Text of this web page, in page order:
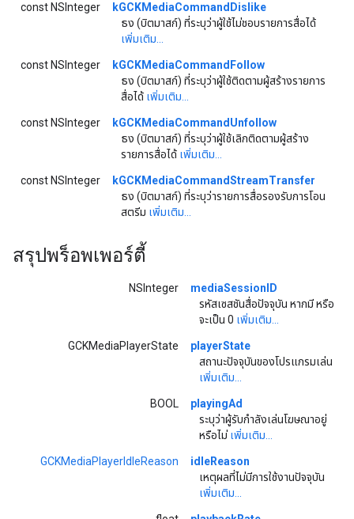
const NSInteger
kGCKMediaCommandDislike
ธง (บิตมาสก์) ที่ระบุว่าผู้ใช้ไม่ชอบรายการสื่อได้
เพิ่มเติม...
const NSInteger
kGCKMediaCommandFollow
ธง (บิตมาสก์) ที่ระบุว่าผู้ใช้ติดตามผู้สร้างรายการ
สื่อได้ เพิ่มเติม...
const NSInteger
kGCKMediaCommandUnfollow
ธง (บิตมาสก์) ที่ระบุว่าผู้ใช้เลิกติดตามผู้สร้าง
รายการสื่อได้ เพิ่มเติม...
const NSInteger
kGCKMediaCommandStreamTransfer
ธง (บิตมาสก์) ที่ระบุว่ารายการสื่อรองรับการโอน
สตรีม เพิ่มเติม...
สรุปพร็อพเพอร์ตี้
NSInteger
mediaSessionID
รหัสเซสชันสื่อปัจจุบัน หากมี หรือ
จะเป็น 0 เพิ่มเติม...
GCKMediaPlayerState
playerState
สถานะปัจจุบันของโปรแกรมเล่น
เพิ่มเติม...
BOOL
playingAd
ระบุว่าผู้รับกำลังเล่นโฆษณาอยู่
หรือไม่ เพิ่มเติม...
GCKMediaPlayerIdleReason
idleReason
เหตุผลที่ไม่มีการใช้งานปัจจุบัน
เพิ่มเติม...